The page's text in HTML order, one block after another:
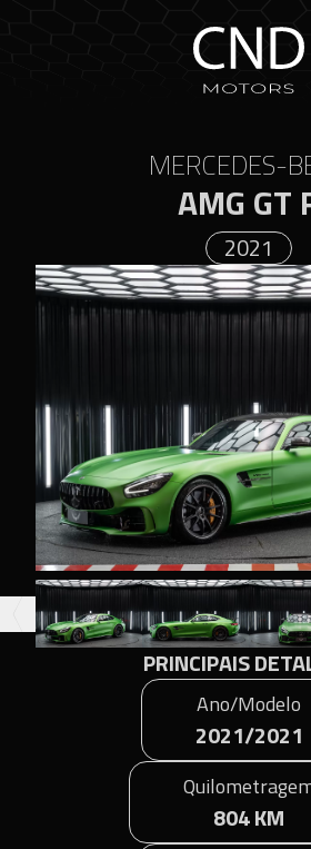
MERCEDES-
AMG GT
2021
PRINCIPAIS
Ano/Modelo
2021/2021
804 KM